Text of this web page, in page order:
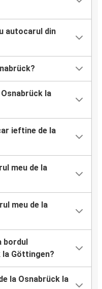
autocarul din
la
ieftine de la
meu de la
meu de la
bordul
Göttingen?
la Osnabrück la